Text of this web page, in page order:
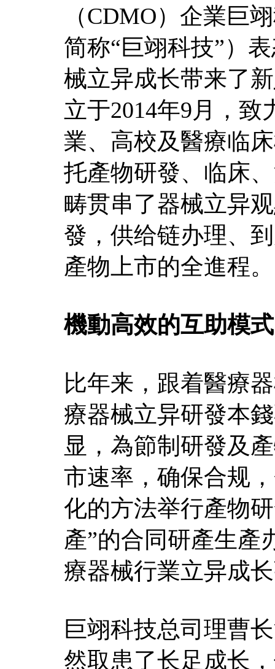
（CDMO）企業巨
简称“巨翊科技”）
械立异成长带来了新
立于2014年9月，
業、高校及醫療临
托產物研發、临床
畴贯串了器械立异
發，供给链办理、
產物上市的全進程。
機動高效的互助模
比年来，跟着醫療
療器械立异研發本
显，為節制研發及
市速率，确保合规
化的方法举行產物
產”的合同研產生產
療器械行業立异成
巨翊科技总司理曹
然取患了长足成长